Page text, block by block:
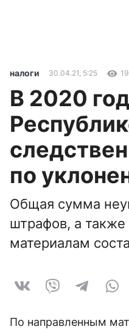
налоги 30.04.21, 5:25
В 2020
по
Общая сумма
штрафов, а
материалам
По направленным